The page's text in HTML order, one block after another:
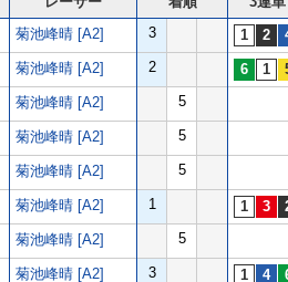
菊池峰晴 [A2] 3
菊池峰晴 [A2] 2
菊池峰晴 [A2] 5
菊池峰晴 [A2] 5
菊池峰晴 [A2] 5
菊池峰晴 [A2] 1
菊池峰晴 [A2] 5
菊池峰晴 [A2] 3